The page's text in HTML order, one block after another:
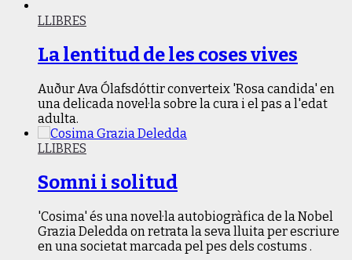
LLIBRES
La lentitud de les coses vives
Auður Ava Ólafsdóttir converteix 'Rosa candida' en
una delicada novel·la sobre la cura i el pas a l'edat
adulta.
LLIBRES
Somni i solitud
'Cosima' és una novel·la autobiogràfica de la Nobel
Grazia Deledda on retrata la seva lluita per escriure
en una societat marcada pel pes dels costums .